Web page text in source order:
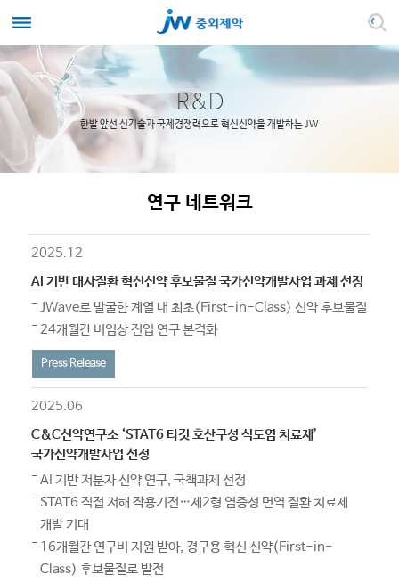
R&D
한발 앞선 신기술과 국제경쟁력으로 혁신신약을 개발하는 JW
연구 네트워크
2025.12
AI 기반 대사질환 혁신신약 후보물질 국가신약개발사업 과제 선정
JWave로 발굴한 계열 내 최초(First-in-Class) 신약 후보물질
24개월간 비임상 진입 연구 본격화
Press Release
2025.06
C&C신약연구소 ‘STAT6 타깃 호산구성 식도염 치료제’
국가신약개발사업 선정
AI 기반 저분자 신약 연구, 국책과제 선정
STAT6 직접 저해 작용기전…제2형 염증성 면역 질환 치료제
개발 기대
16개월간 연구비 지원 받아, 경구용 혁신 신약(First-in-
Class) 후보물질로 발전